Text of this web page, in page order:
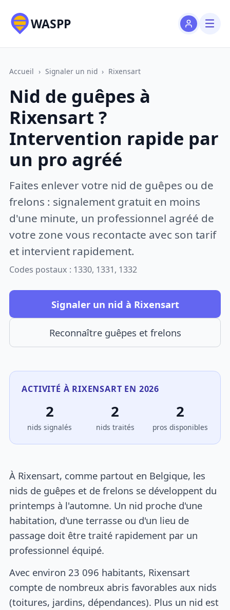
WASPP
Accueil › Signaler un nid › Rixensart
Nid de guêpes à
Rixensart ?
Intervention rapide par
un pro agréé
Faites enlever votre nid de guêpes ou de
frelons : signalement gratuit en moins
d'une minute, un professionnel agréé de
votre zone vous recontacte avec son tarif
et intervient rapidement.
Codes postaux : 1330, 1331, 1332
Signaler un nid à Rixensart
Reconnaître guêpes et frelons
ACTIVITÉ À RIXENSART EN 2026
2
nids signalés
2
nids traités
2
pros disponibles
À Rixensart, comme partout en Belgique, les
nids de guêpes et de frelons se développent du
printemps à l'automne. Un nid proche d'une
habitation, d'une terrasse ou d'un lieu de
passage doit être traité rapidement par un
professionnel équipé.
Avec environ 23 096 habitants, Rixensart
compte de nombreux abris favorables aux nids
(toitures, jardins, dépendances). Plus un nid est